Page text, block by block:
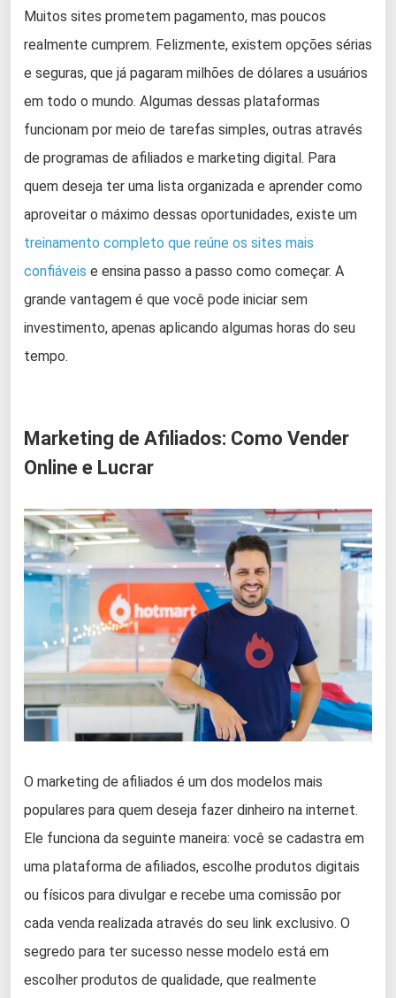
Muitos sites prometem pagamento, mas poucos
realmente cumprem. Felizmente, existem opções sérias
e seguras, que já pagaram milhões de dólares a usuários
em todo o mundo. Algumas dessas plataformas
funcionam por meio de tarefas simples, outras através
de programas de afiliados e marketing digital. Para
quem deseja ter uma lista organizada e aprender como
aproveitar o máximo dessas oportunidades, existe um
treinamento completo que reúne os sites mais
confiáveis e ensina passo a passo como começar. A
grande vantagem é que você pode iniciar sem
investimento, apenas aplicando algumas horas do seu
tempo.
Marketing de Afiliados: Como Vender
Online e Lucrar
O marketing de afiliados é um dos modelos mais
populares para quem deseja fazer dinheiro na internet.
Ele funciona da seguinte maneira: você se cadastra em
uma plataforma de afiliados, escolhe produtos digitais
ou físicos para divulgar e recebe uma comissão por
cada venda realizada através do seu link exclusivo. O
segredo para ter sucesso nesse modelo está em
escolher produtos de qualidade, que realmente